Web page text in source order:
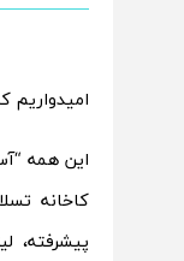
امیدواریم
این همه
کاخانه
پیشرفته،